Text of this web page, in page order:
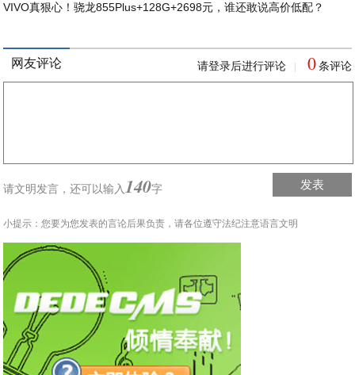
VIVO真狠心！骁龙855Plus+128G+2698元，谁还敢说高价低配？
网友评论 请登录后进行评论 0 条评论
请文明发言，还可以输入140字 发表
小提示：您要为您发表的言论后果负责，请各位遵守法纪注意语言文明